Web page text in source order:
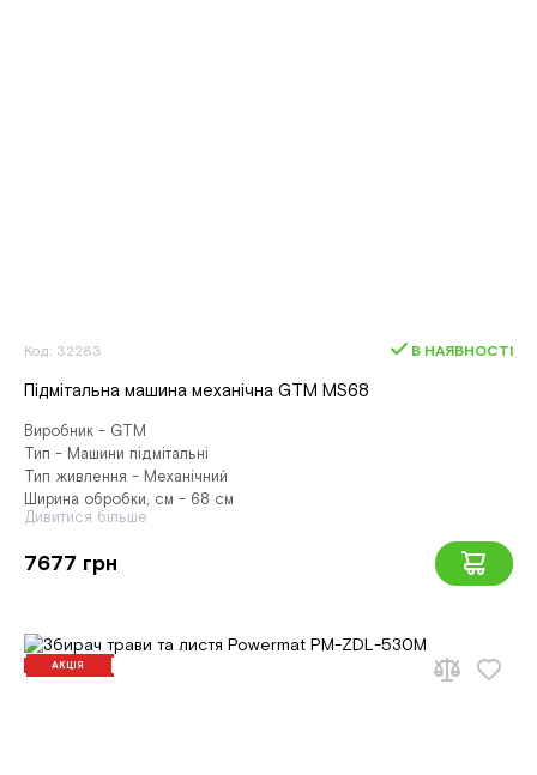
Код: 32283 В НАЯВНОСТІ
Підмітальна машина механічна GTM MS68
Виробник - GTM
Тип - Машини підмітальні
Тип живлення - Механічний
Ширина обробки, см - 68 см
Дивитися більше
7677 грн
АКЦІЯ